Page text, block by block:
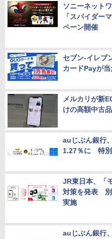
ソニーネット
「スパイダー
ペーン開催
セブン-イレブ
カードPayが
メルカリが新
けの高額中古
auじぶん銀行
1.27％に 特別
JR東日本、「
対策を発表 別
実施
auじぶん銀行